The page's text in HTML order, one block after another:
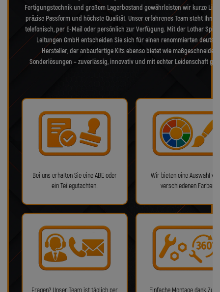
Fertigungstechnik und großem Lagerbestand gewährleisten wir kurze
präzise Passform und höchste Qualität. Unser erfahrenes Team steht
telefonisch, per E-Mail oder persönlich zur Verfügung. Mit der Lothar
Leitungen GmbH entscheiden Sie sich für einen renommierten
Hersteller, der anbaufertige Kits ebenso bietet wie
Sonderlösungen – zuverlässig, innovativ und mit echter Leidenschaft
Bei uns erhalten Sie eine ABE oder
ein Teilegutachten!
Wir bieten eine Auswahl
verschiedenen Farben!
Fragen? Unser Team ist täglich per
Einfache Montage dank